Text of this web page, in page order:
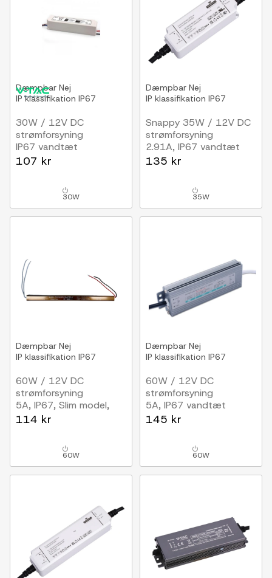
Dæmpbar Nej
IP klassifikation IP67
30W / 12V DC
strømforsyning
IP67 vandtæt
107 kr
30W
Dæmpbar Nej
IP klassifikation IP67
Snappy 35W / 12V DC
strømforsyning
2.91A, IP67 vandtæt
135 kr
35W
Dæmpbar Nej
IP klassifikation IP67
60W / 12V DC
strømforsyning
5A, IP67, Slim model,
flicker free
114 kr
60W
Dæmpbar Nej
IP klassifikation IP67
60W / 12V DC
strømforsyning
5A, IP67 vandtæt
145 kr
60W